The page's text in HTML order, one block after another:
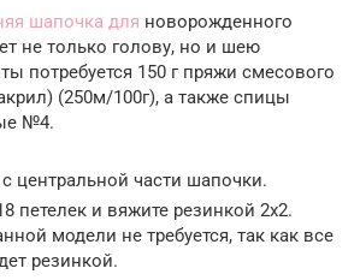
шапочка для новорожденного
не только голову, но и шею
потребуется 150 г пряжи смесового
(250м/100г), а также спицы
№4.
центральной части шапочки.
петелек и вяжите резинкой 2х2.
модели не требуется, так как все
резинкой.